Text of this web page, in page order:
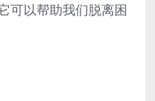
可以帮助我们脱离困